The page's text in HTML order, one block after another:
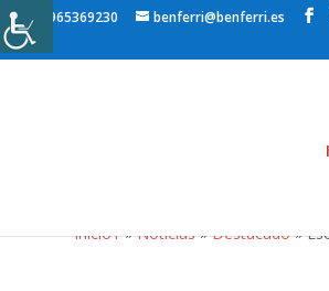
965369230
benferri@benferri.es
Inicio1»Noticias»Destacado»